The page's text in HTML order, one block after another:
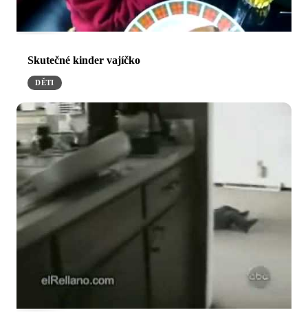
Skutečné kinder vajíčko
DĚTI